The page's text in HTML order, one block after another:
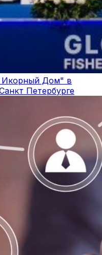
Икорный Дом" в
Петербурге